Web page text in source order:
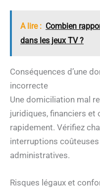
A lire : Combien
dans les jeux TV ?
Conséquences d’une
incorrecte
Une domiciliation mal
juridiques, financiers et
rapidement. Vérifiez
interruptions
administratives.
Risques légaux et